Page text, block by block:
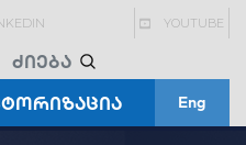
YOUTUBE
Eng